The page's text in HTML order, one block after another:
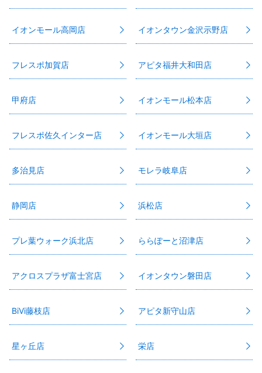
イオンモール高岡店 イオンタウン金沢示野店
フレスポ加賀店 アピタ福井大和田店
甲府店 イオンモール松本店
フレスポ佐久インター店 イオンモール大垣店
多治見店 モレラ岐阜店
静岡店 浜松店
プレ葉ウォーク浜北店 ららぽーと沼津店
アクロスプラザ富士宮店 イオンタウン磐田店
BiVi藤枝店 アピタ新守山店
星ヶ丘店 栄店